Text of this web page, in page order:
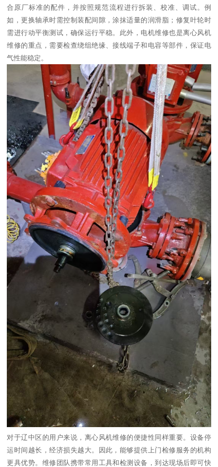
合原厂标准的配件，并按照规范流程进行拆装、校准、调试。例
如，更换轴承时需控制装配间隙，涂抹适量的润滑脂；修复叶轮时
需进行动平衡测试，确保运行平稳。此外，电机维修也是离心风机
维修的重点，需要检查绕组绝缘、接线端子和电容等部件，保证电
气性能稳定。
对于辽中区的用户来说，离心风机维修的便捷性同样重要。设备停
运时间越长，经济损失越大。因此，能够提供上门检修服务的机构
更具优势。维修团队携带常用工具和检测设备，到达现场后即可快